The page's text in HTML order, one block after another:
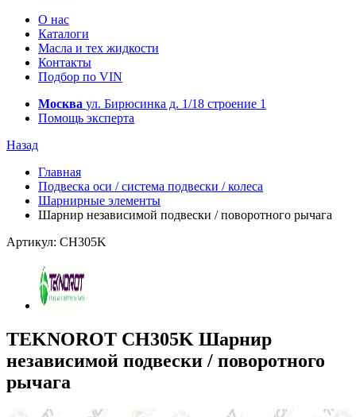
О нас
Каталоги
Масла и тех жидкости
Контакты
Подбор по VIN
Москва ул. Бирюсинка д. 1/18 строение 1
Помощь эксперта
Назад
Главная
Подвеска оси / система подвески / колеса
Шарнирные элементы
Шарнир независимой подвески / поворотного рычага
Артикул: CH305K
TEKNOROT CH305K Шарнир
независимой подвески / поворотного
рычага